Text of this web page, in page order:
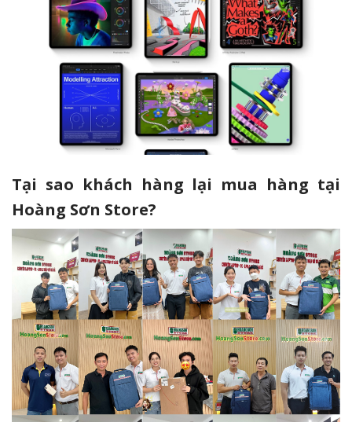
Tại sao khách hàng lại mua hàng tại
Hoàng Sơn Store?